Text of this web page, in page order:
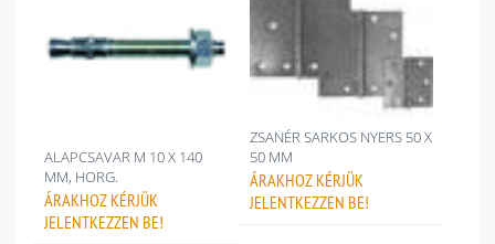
ALAPCSAVAR M 10 X 140
MM, HORG.
ÁRAKHOZ KÉRJÜK
JELENTKEZZEN BE!
ZSANÉR SARKOS NYERS 50 X
50 MM
ÁRAKHOZ KÉRJÜK
JELENTKEZZEN BE!